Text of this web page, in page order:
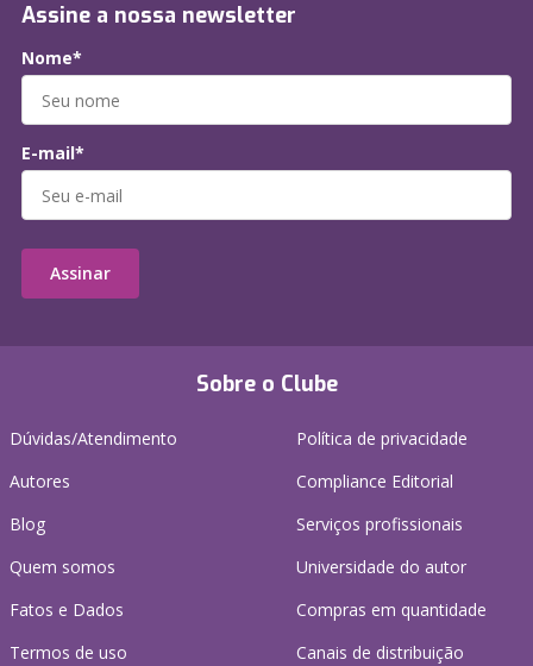
Sobre o Clube
Dúvidas/Atendimento
Autores
Blog
Quem somos
Fatos e Dados
Termos de uso
Política de privacidade
Compliance Editorial
Serviços profissionais
Universidade do autor
Compras em quantidade
Canais de distribuição
Assine a nossa newsletter
Nome*
E-mail*
Assinar